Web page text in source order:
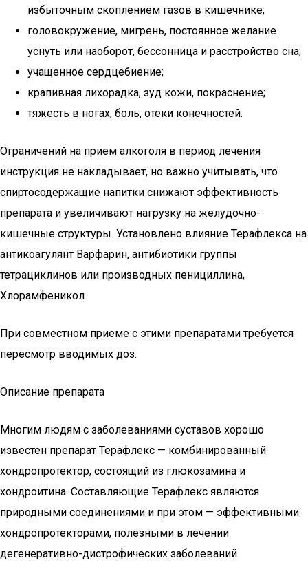
избыточным скоплением газов в кишечнике;
головокружение, мигрень, постоянное желание
уснуть или наоборот, бессонница и расстройство сна;
учащенное сердцебиение;
крапивная лихорадка, зуд кожи, покраснение;
тяжесть в ногах, боль, отеки конечностей.
Ограничений на прием алкоголя в период лечения
инструкция не накладывает, но важно учитывать, что
спиртосодержащие напитки снижают эффективность
препарата и увеличивают нагрузку на желудочно-
кишечные структуры. Установлено влияние Терафлекса на
антикоагулянт Варфарин, антибиотики группы
тетрациклинов или производных пенициллина,
Хлорамфеникол
При совместном приеме с этими препаратами требуется
пересмотр вводимых доз.
Описание препарата
Многим людям с заболеваниями суставов хорошо
известен препарат Терафлекс — комбинированный
хондропротектор, состоящий из глюкозамина и
хондроитина. Составляющие Терафлекс являются
природными соединениями и при этом — эффективными
хондропротекторами, полезными в лечении
дегенеративно-дистрофических заболеваний